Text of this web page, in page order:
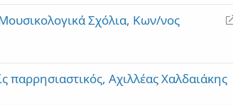
Σχόλια, Κων/νος
παρρησιαστικός, Αχιλλέας Χαλδαιάκης